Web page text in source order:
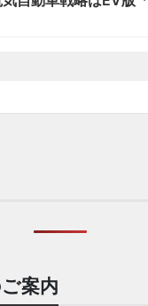
案内